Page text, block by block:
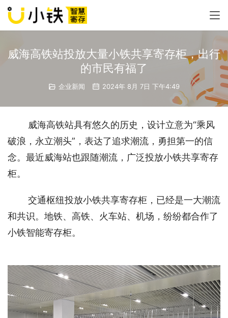
威海高铁站投放大量小铁共享寄存柜，出行
的市民有福了
企业新闻 2024年 8月 7日 下午4:49
威海高铁站具有悠久的历史，设计立意为“乘风
破浪，永立潮头”，表达了追求潮流，勇担第一的信
念。最近威海站也跟随潮流，广泛投放小铁共享寄存
柜。
交通枢纽投放小铁共享寄存柜，已经是一大潮流
和共识。地铁、高铁、火车站、机场，纷纷都合作了
小铁智能寄存柜。